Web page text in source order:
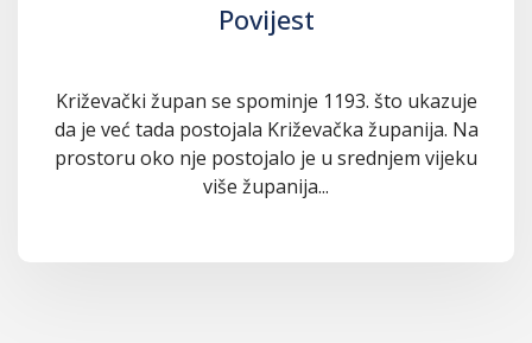
Povijest
Križevački župan se spominje 1193. što ukazuje
da je već tada postojala Križevačka županija. Na
prostoru oko nje postojalo je u srednjem vijeku
više županija...